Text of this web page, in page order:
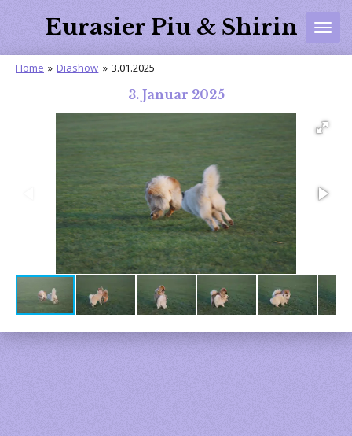
HauptinhaltEurasier Piu & Shirin
Home » Diashow » 3.01.2025
3. Januar 2025